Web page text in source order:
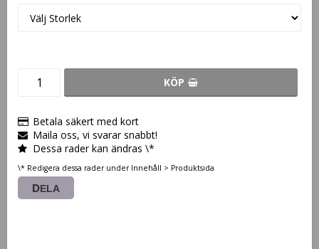
KÖP
Betala säkert med kort
Maila oss, vi svarar snabbt!
Dessa rader kan ändras \*
\* Redigera dessa rader under Innehåll > Produktsida
DELA